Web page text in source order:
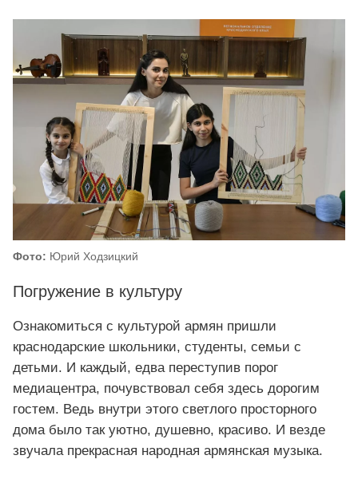
Фото: Юрий Ходзицкий
Погружение в культуру
Ознакомиться с культурой армян пришли
краснодарские школьники, студенты, семьи с
детьми. И каждый, едва переступив порог
медиацентра, почувствовал себя здесь дорогим
гостем. Ведь внутри этого светлого просторного
дома было так уютно, душевно, красиво. И везде
звучала прекрасная народная армянская музыка.